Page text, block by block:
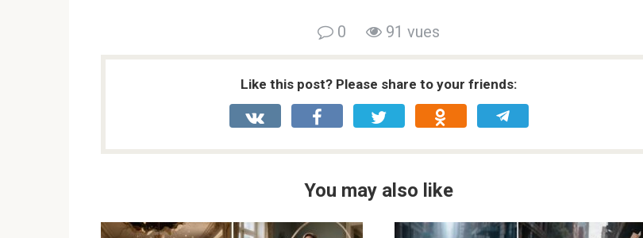
0 91 vues
Like this post? Please share to your friends:
You may also like